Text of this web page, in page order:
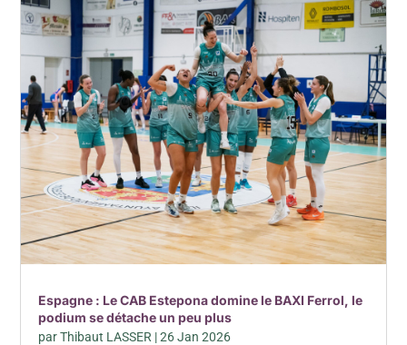
Espagne : Le CAB Estepona domine le BAXI Ferrol, le
podium se détache un peu plus
parThibaut LASSER |26 Jan 2026